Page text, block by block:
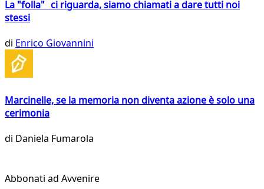
La "folla" ci riguarda, siamo chiamati a dare tutti noi
stessi
di Enrico Giovannini
Marcinelle, se la memoria non diventa azione è solo una
cerimonia
di Daniela Fumarola
Abbonati ad Avvenire